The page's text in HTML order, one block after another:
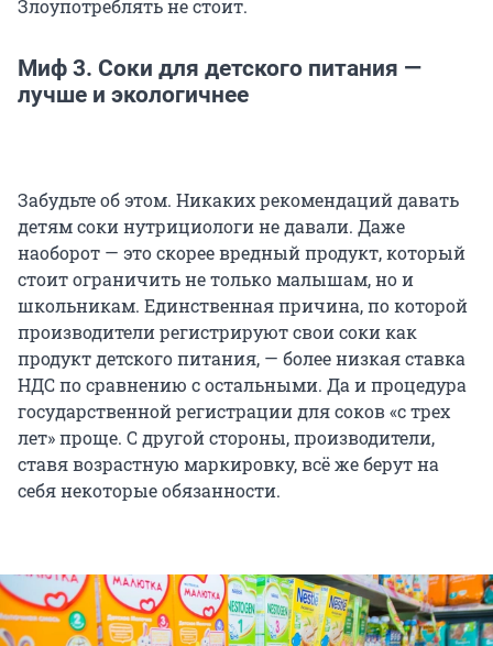
Злоупотреблять не стоит.
Миф 3. Соки для детского питания —
лучше и экологичнее
Забудьте об этом. Никаких рекомендаций давать
детям соки нутрициологи не давали. Даже
наоборот — это скорее вредный продукт, который
стоит ограничить не только малышам, но и
школьникам. Единственная причина, по которой
производители регистрируют свои соки как
продукт детского питания, — более низкая ставка
НДС по сравнению с остальными. Да и процедура
государственной регистрации для соков «с трех
лет» проще. С другой стороны, производители,
ставя возрастную маркировку, всё же берут на
себя некоторые обязанности.